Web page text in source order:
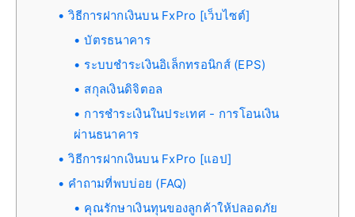
วิธีการฝากเงินบน FxPro [เว็บไซต์]
บัตรธนาคาร
ระบบชำระเงินอิเล็กทรอนิกส์ (EPS)
สกุลเงินดิจิตอล
การชำระเงินในประเทศ - การโอนเงิน
ผ่านธนาคาร
วิธีการฝากเงินบน FxPro [แอป]
คำถามที่พบบ่อย (FAQ)
คุณรักษาเงินทุนของลูกค้าให้ปลอดภัย